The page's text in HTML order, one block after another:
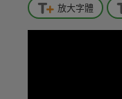
放大字體